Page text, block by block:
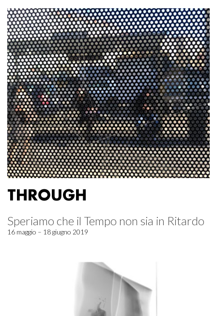
THROUGH
Speriamo che il Tempo non sia in Ritardo
16 maggio – 18 giugno 2019